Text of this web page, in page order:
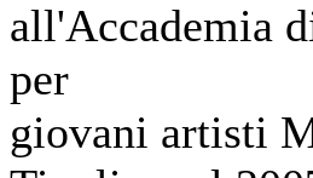
all'Accademia
per
giovani artisti